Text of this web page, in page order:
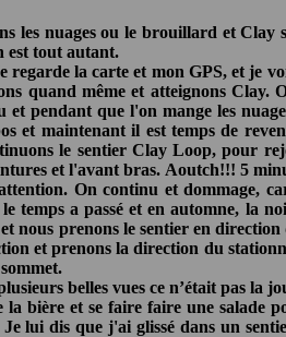
les nuages ou le brouillard et
est tout autant.
regarde la carte et mon GPS, et je
quand même et atteignons
pendant que l'on mange les
maintenant il est temps de
le sentier Clay Loop, pour
et l'avant bras. Aoutch!!! 5
On continu et dommage,
a passé et en automne, la
prenons le sentier en
et prenons la direction du
belles vues ce n’était pas la
bière et se faire faire une salade
lui dis que j'ai glissé dans un